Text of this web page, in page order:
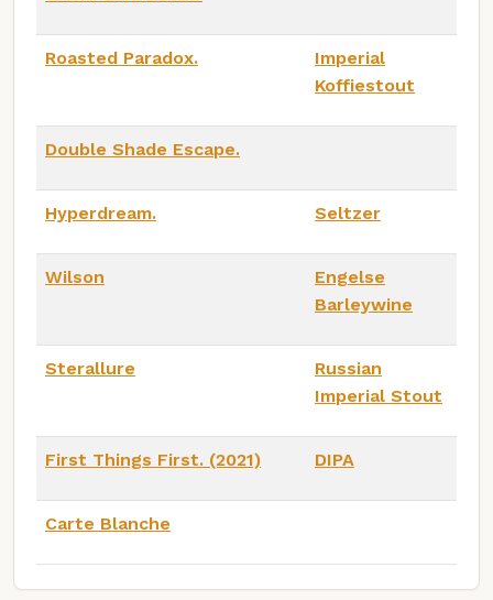
Roasted Paradox.
Imperial
Koffiestout
Double Shade Escape.
Hyperdream. Seltzer
Wilson
Engelse
Barleywine
Sterallure
Russian
Imperial Stout
First Things First. (2021) DIPA
Carte Blanche